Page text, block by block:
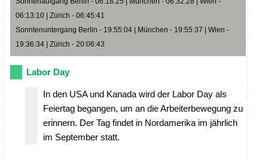
06:13:10 | Zürich - 06:45:41
Sonntenuntergang Berlin - 19:55:04 | München - 19:55:37 | Wien -
19:36:34 | Zürich - 20:06:43
Labor Day
In den USA und Kanada wird der Labor Day als
Feiertag begangen, um an die Arbeiterbewegung zu
erinnern. Der Tag findet in Nordamerika im jährlich
im September statt.